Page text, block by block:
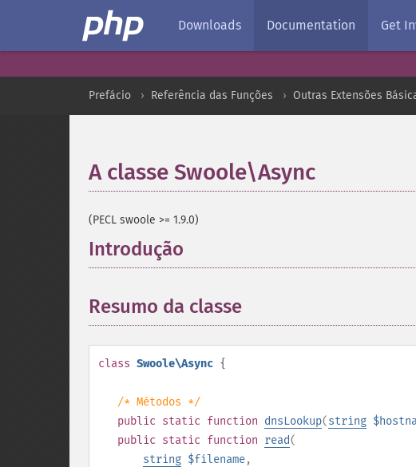
Downloads Documentation Get
Prefácio Referência das Funções Outras Extensões
A classe Swoole\Async
(PECL swoole >= 1.9.0)
Introdução
Resumo da classe
class Swoole\Async {
/* Métodos */
public static function dnsLookup(string
public static function read(
string $filename,